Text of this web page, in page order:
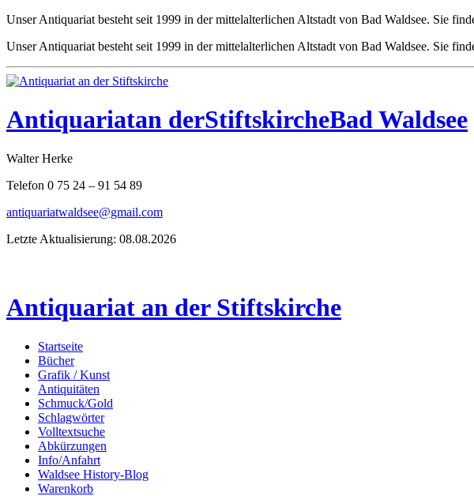
Unser Antiquariat besteht seit 1999 in der mittelalterlichen Altstadt von Bad Waldsee. Sie
Unser Antiquariat besteht seit 1999 in der mittelalterlichen Altstadt von Bad Waldsee. Sie
Antiquariatan derStiftskircheBad Waldsee
Walter Herke
Telefon 0 75 24 – 91 54 89
antiquariatwaldsee@gmail.com
Letzte Aktualisierung: 08.08.2026
Antiquariat an der Stiftskirche
Startseite
Bücher
Grafik / Kunst
Antiquitäten
Schmuck/Gold
Schlagwörter
Volltextsuche
Abkürzungen
Info/Anfahrt
Waldsee History-Blog
Warenkorb